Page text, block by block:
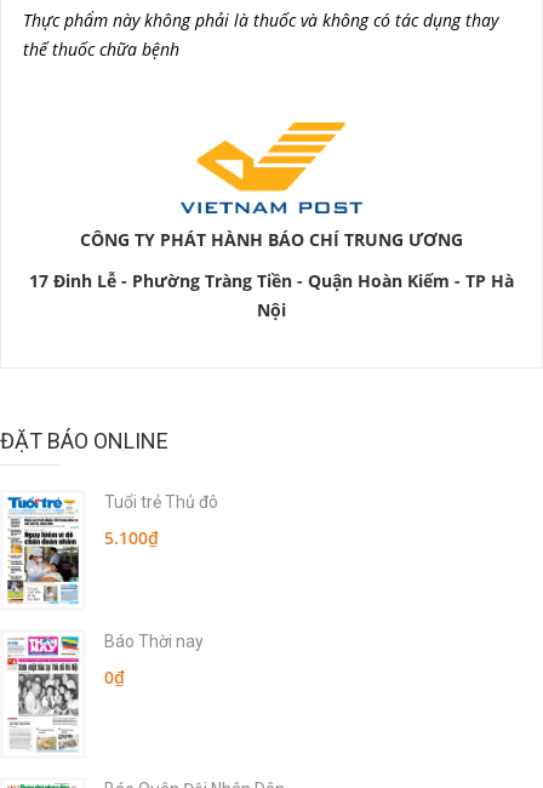
Thực phẩm này không phải là thuốc và không có tác dụng thay
thế thuốc chữa bệnh
CÔNG TY PHÁT HÀNH BÁO CHÍ TRUNG ƯƠNG
17 Đinh Lễ - Phường Tràng Tiền - Quận Hoàn Kiếm - TP Hà
Nội
ĐẶT BÁO ONLINE
Tuổi trẻ Thủ đô
5.100₫
Báo Thời nay
0₫